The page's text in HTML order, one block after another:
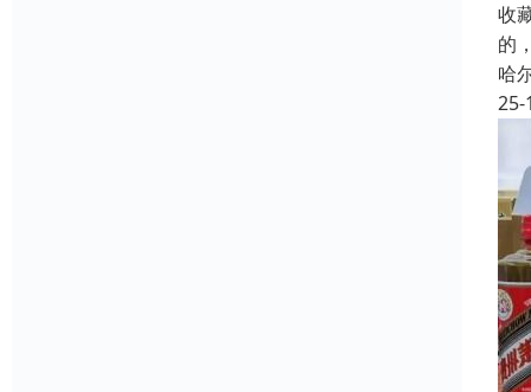
收
的
哈
25-